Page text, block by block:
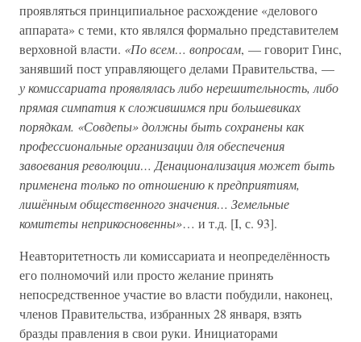
проявляться принципиальное расхождение «делового
аппарата» с теми, кто являлся формально представителем
верховной власти. «По всем… вопросам, — говорит Гинс,
занявший пост управляющего делами Правительства, —
у комиссариата проявлялась либо нерешительность, либо
прямая симпатия к сложившимся при большевиках
порядкам. «Совдепы» должны быть сохранены как
профессиональные организации для обеспечения
завоевания революции… Денационализация может быть
применена только по отношению к предприятиям,
лишённым общественного значения… Земельные
комитеты неприкосновенны»… и т.д. [I, с. 93].
Неавторитетность ли комиссариата и неопределённость
его полномочий или просто желание принять
непосредственное участие во власти побудили, наконец,
членов Правительства, избранных 28 января, взять
бразды правления в свои руки. Инициаторами